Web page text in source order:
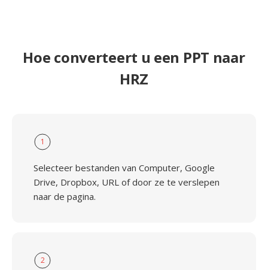
Hoe converteert u een PPT naar
HRZ
1
Selecteer bestanden van Computer, Google
Drive, Dropbox, URL of door ze te verslepen
naar de pagina.
2